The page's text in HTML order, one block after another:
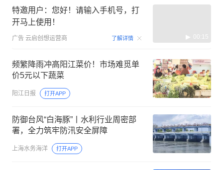
特邀用户：您好！请输入手机号，打
开马上使用！
广告 云启创想运营商 了解详情 00:15
频繁降雨冲高阳江菜价！市场难觅单
价5元以下蔬菜
阳江日报 打开APP
防御台风“白海豚”丨水利行业周密部
署，全力筑牢防汛安全屏障
上海水务海洋 打开APP